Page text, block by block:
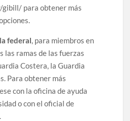
para obtener más
federal, para miembros en
las ramas de las fuerzas
Costera, la Guardia
Para obtener más
con la oficina de ayuda
o con el oficial de